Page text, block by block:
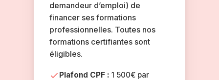
demandeur d’emploi) de
financer ses formations
professionnelles. Toutes nos
formations certifiantes sont
éligibles.
Plafond CPF : 1 500€ par